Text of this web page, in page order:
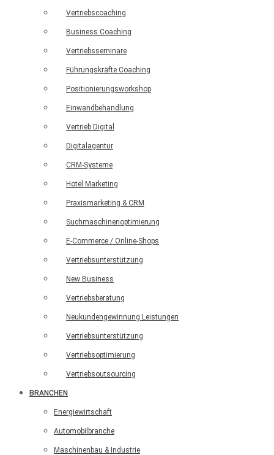
Vertriebscoaching
Business Coaching
Vertriebsseminare
Führungskräfte Coaching
Positionierungsworkshop
Einwandbehandlung
Vertrieb Digital
Digitalagentur
CRM-Systeme
Hotel Marketing
Praxismarketing & CRM
Suchmaschinenoptimierung
E-Commerce / Online-Shops
Vertriebsunterstützung
New Business
Vertriebsberatung
Neukundengewinnung Leistungen
Vertriebsunterstützung
Vertriebsoptimierung
Vertriebsoutsourcing
BRANCHEN
Energiewirtschaft
Automobilbranche
Maschinenbau & Industrie